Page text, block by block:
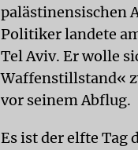
palästinensischen
Politiker landete
Tel Aviv. Er wolle
Waffenstillstand«
vor seinem Abflug.
Es ist der elfte Tag